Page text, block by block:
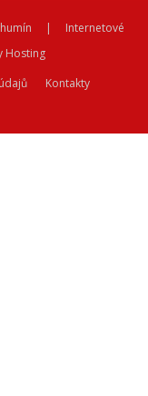
| Internetové
Hosting
Kontakty